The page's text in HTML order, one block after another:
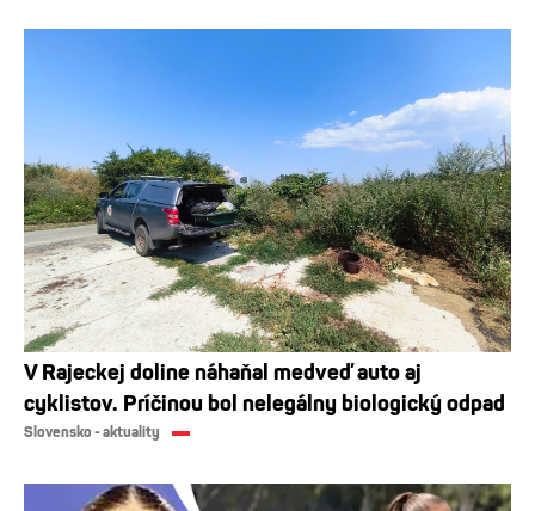
V Rajeckej doline náhaňal medveď auto aj
cyklistov. Príčinou bol nelegálny biologický odpad
Slovensko - aktuality